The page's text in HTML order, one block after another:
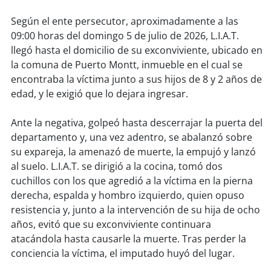
soycoronel
soyarauco
soy temuco
soy valdivia
soyosorno
soypuertomontt
soychiloé
Según el ente persecutor, aproximadamente a las
09:00 horas del domingo 5 de julio de 2026, L.I.A.T.
llegó hasta el domicilio de su exconviviente, ubicado en
la comuna de Puerto Montt, inmueble en el cual se
encontraba la víctima junto a sus hijos de 8 y 2 años de
edad, y le exigió que lo dejara ingresar.
Ante la negativa, golpeó hasta descerrajar la puerta del
departamento y, una vez adentro, se abalanzó sobre
su expareja, la amenazó de muerte, la empujó y lanzó
al suelo. L.I.A.T. se dirigió a la cocina, tomó dos
cuchillos con los que agredió a la víctima en la pierna
derecha, espalda y hombro izquierdo, quien opuso
resistencia y, junto a la intervención de su hija de ocho
años, evitó que su exconviviente continuara
atacándola hasta causarle la muerte. Tras perder la
conciencia la víctima, el imputado huyó del lugar.